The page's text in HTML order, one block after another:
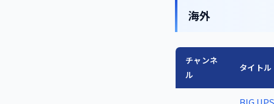
海外
チャンネ
ル
タイトル